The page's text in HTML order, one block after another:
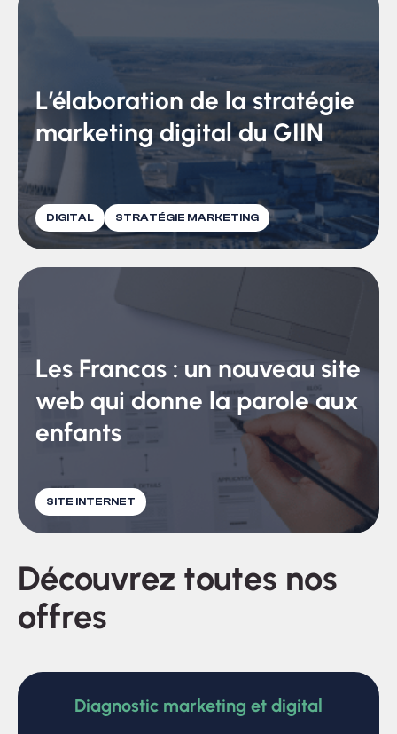
L’élaboration de la stratégie
marketing digital du GIIN
DIGITAL STRATÉGIE MARKETING
Les Francas : un nouveau site
web qui donne la parole aux
enfants
SITE INTERNET
Découvrez toutes nos
offres
Diagnostic marketing et digital